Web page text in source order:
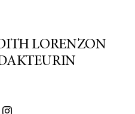
LORENZON